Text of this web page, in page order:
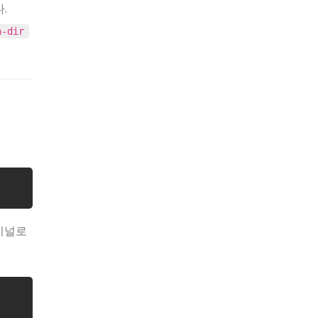
.
dir
널로